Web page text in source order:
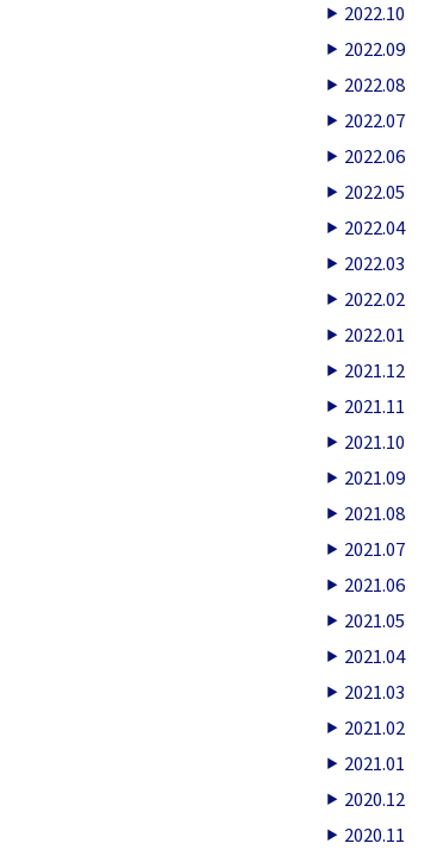
2022.10
2022.09
2022.08
2022.07
2022.06
2022.05
2022.04
2022.03
2022.02
2022.01
2021.12
2021.11
2021.10
2021.09
2021.08
2021.07
2021.06
2021.05
2021.04
2021.03
2021.02
2021.01
2020.12
2020.11